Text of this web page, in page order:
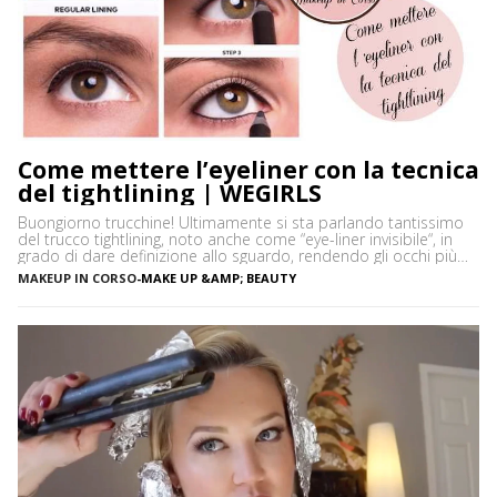
Come mettere l’eyeliner con la tecnica
del tightlining | WEGIRLS
Buongiorno trucchine! Ultimamente si sta parlando tantissimo
del trucco tightlining, noto anche come “eye-liner invisibile“, in
grado di dare definizione allo sguardo, rendendo gli occhi più
espressivi e le ciglia più folte. Ma di cosa si tratta precisamente?
Vediamo insieme cos’è tightlining e come farlo senza rischiare di
MAKEUP IN CORSO-MAKE UP &AMP; BEAUTY